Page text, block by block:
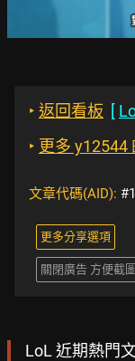
‣ 返回看板 [
‣ 更多 y12544
文章代碼(AID):
更多分享選項
關閉廣告 方便截圖
LoL 近期熱門